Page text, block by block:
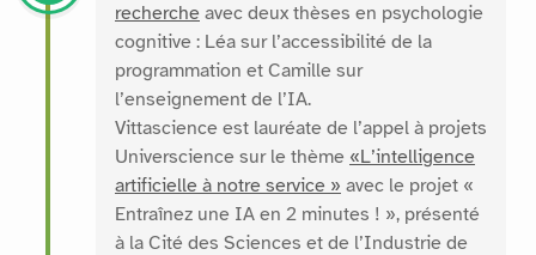
recherche avec deux thèses en psychologie
cognitive : Léa sur l’accessibilité de la
programmation et Camille sur
l’enseignement de l’IA.
Vittascience est lauréate de l’appel à projets
Universcience sur le thème «L’intelligence
artificielle à notre service » avec le projet «
Entraînez une IA en 2 minutes ! », présenté
à la Cité des Sciences et de l’Industrie de